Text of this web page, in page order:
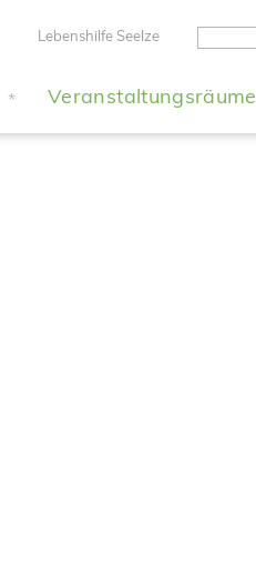
Lebenshilfe Seelze
* Veranstaltungsräume